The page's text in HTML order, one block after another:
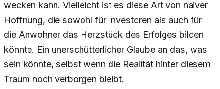
wecken kann. Vielleicht ist es diese Art von naiver
Hoffnung, die sowohl für Investoren als auch für
die Anwohner das Herzstück des Erfolges bilden
könnte. Ein unerschütterlicher Glaube an das, was
sein könnte, selbst wenn die Realität hinter diesem
Traum noch verborgen bleibt.